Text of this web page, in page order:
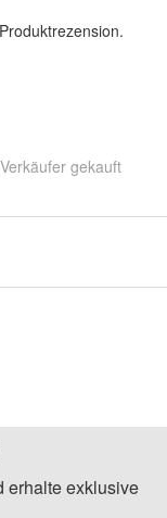
.
gekauft
erhalte exklusive